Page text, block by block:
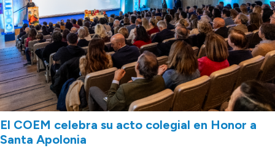
El COEM celebra su acto colegial en Honor a
Santa Apolonia